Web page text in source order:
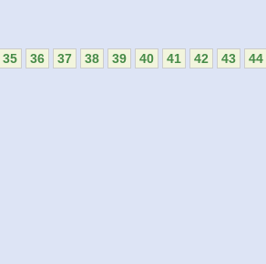
35 36 37 38 39 40 41 42 43 44